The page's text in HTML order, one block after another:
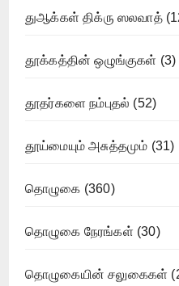
துஆக்கள் திக்ரு ஸலவாத்
தூக்கத்தின் ஒழுங்குகள் (3)
தூதர்களை நம்புதல் (52)
தூய்மையும் அசுத்தமும் (31)
தொழுகை (360)
தொழுகை நேரங்கள் (30)
தொழுகையின் சலுகைகள்